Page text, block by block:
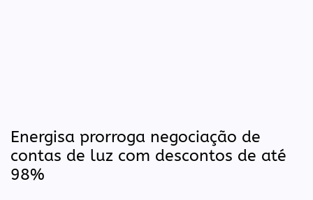
Energisa prorroga negociação de
contas de luz com descontos de até
98%